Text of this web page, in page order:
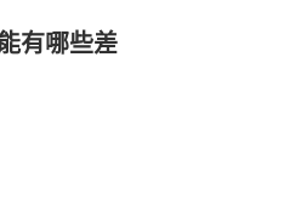
有哪些差